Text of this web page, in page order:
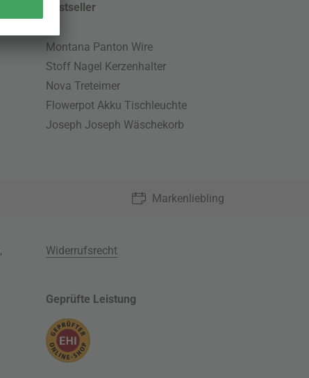
Bestseller
Montana Panton Wire
Stoff Nagel Kerzenhalter
Nova Treteimer
Flowerpot Akku Tischleuchte
Joseph Joseph Wäschekorb
Markenliebling
,
Widerrufsrecht
Geprüfte Leistung